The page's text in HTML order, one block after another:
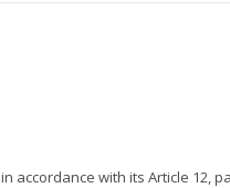
accordance with its Article 12,